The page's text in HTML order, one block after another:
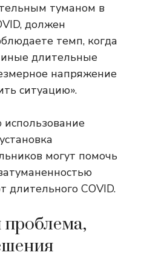
туманом в
должен
темп, когда
длительные
напряжение
ситуацию».
могут помочь
длительного COVID.
проблема,